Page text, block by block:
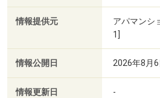
情報提供元
アパマンシ
1]
情報公開日 2026年8月6
情報更新日 -